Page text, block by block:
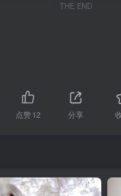
THE END
点赞12 分享